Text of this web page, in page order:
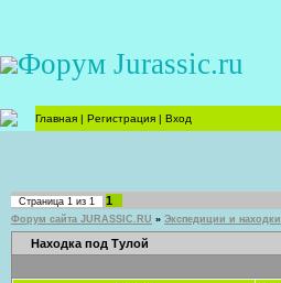
Форум Jurassic.ru
Главная | Регистрация | Вход
Страница 1 из 1 1
Форум сайта JURASSIC.RU » Экспедиции и находки
Находка под Тулой